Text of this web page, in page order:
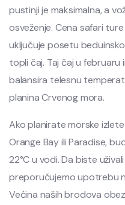
pustinji je maksimalna, a
osveženje. Cena safari
uključuje posetu
topli čaj. Taj čaj u
balansira telesnu
planina Crvenog mora.
Ako planirate morske
Orange Bay ili Paradise,
22°C u vodi. Da biste
preporučujemo upotrebu
Većina naših brodova